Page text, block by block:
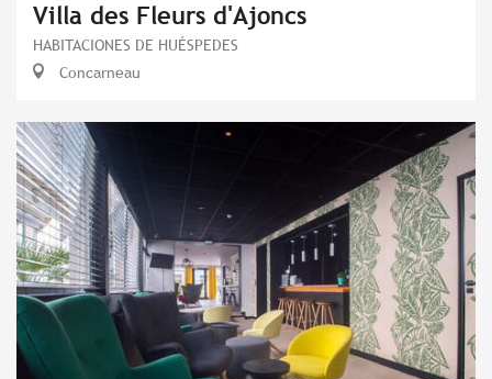
Villa des Fleurs d'Ajoncs
HABITACIONES DE HUÉSPEDES
Concarneau